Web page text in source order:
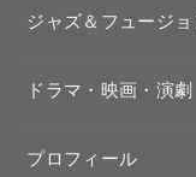
ジャズ＆フュージョ
ドラマ・映画・演劇
プロフィール